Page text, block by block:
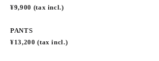
¥9,900 (tax incl.)
PANTS
¥13,200 (tax incl.)